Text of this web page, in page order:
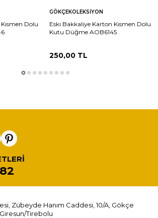
Dolu
GÖKÇEKOLEKSIYON
Eski Bakkaliye Karton Kısmen Dolu
Kutu Düğme AOB6145
250,00TL
Zübeyde Hanım Caddesi, 10/A, Gökçe
Tirebolu